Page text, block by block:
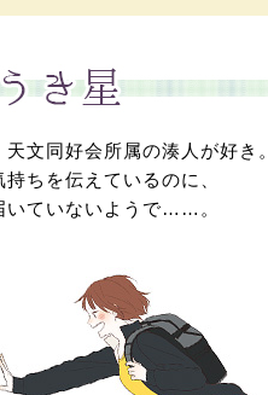
文同好会所属の湊人が好き。
持ちを伝えているのに、
いていないようで……。